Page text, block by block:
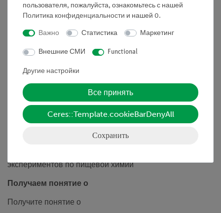
Принцип
исследование по химии углеводов. Элементарный
углерод и вода образуются при нагревании углеводов.
основаны на элементах углерода, водорода и
кислорода.
Преимущества
• Простое обучение с помощью дидактической
экспериментов по пищевой химии
Получаем понятие о
Получите понятие о
пользователя, пожалуйста, ознакомьтесь с нашей
Политика конфиденциальности и нашей 0.
Важно Статистика Маркетинг
Внешние СМИ Functional
Другие настройки
Все принять
Ceres::Template.cookieBarDenyAll
Сохранить